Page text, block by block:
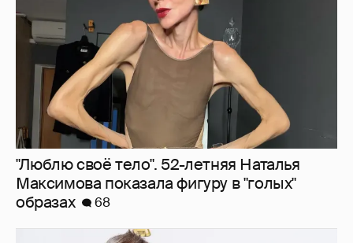
"Люблю своё тело". 52-летняя Наталья
Максимова показала фигуру в "голых"
образах
68